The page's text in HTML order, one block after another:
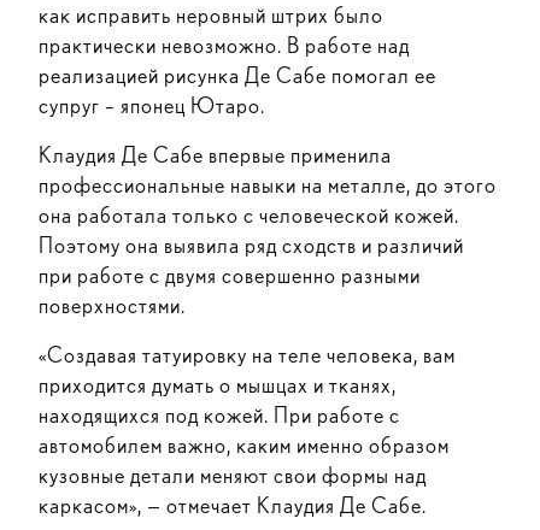
как исправить неровный штрих было
практически невозможно. В работе над
реализацией рисунка Де Сабе помогал ее
супруг – японец Ютаро.
Клаудия Де Сабе впервые применила
профессиональные навыки на металле, до этого
она работала только с человеческой кожей.
Поэтому она выявила ряд сходств и различий
при работе с двумя совершенно разными
поверхностями.
«Создавая татуировку на теле человека, вам
приходится думать о мышцах и тканях,
находящихся под кожей. При работе с
автомобилем важно, каким именно образом
кузовные детали меняют свои формы над
каркасом», — отмечает Клаудия Де Сабе.